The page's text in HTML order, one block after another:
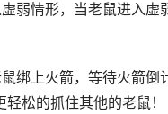
弱情形，当老鼠进入虚
绑上火箭，等待火箭倒
松的抓住其他的老鼠！